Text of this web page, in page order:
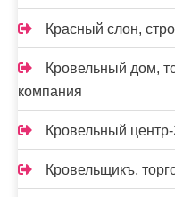
Красный слон,
Кровельный дом,
компания
Кровельный
Кровельщикъ,